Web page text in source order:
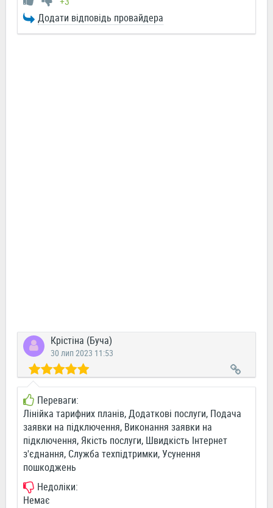
Додати відповідь провайдера
Крістіна (Буча)
30 лип 2023 11:53
Переваги:
Лінійка тарифних планів, Додаткові послуги, Подача
заявки на підключення, Виконання заявки на
підключення, Якість послуги, Швидкість Інтернет
з'єднання, Служба техпідтримки, Усунення
пошкоджень
Недоліки:
Немає